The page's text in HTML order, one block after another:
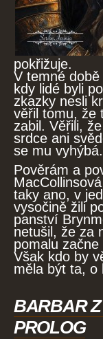
pokřižuje.
V temné
kdy lidé byli
zkazky nesli
věřil tomu, že
zabil. Věřili,
srdce ani
se mu vyhýbá.
Pověrám a
taky ano, v
vysočině žili
panství
netušil, že za
pomalu začne
Však kdo by
měla být ta, o
BARBAR Z
PROLOG